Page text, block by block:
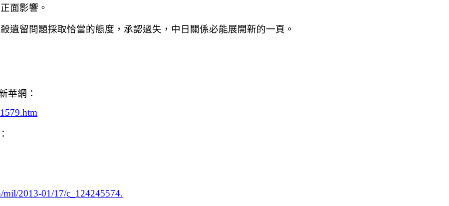
面影響。
遺留問題採取恰當的態度，承認過失，中日關係必能展開新的一頁。
華網：
mil/2013-01/17/c_124245574.